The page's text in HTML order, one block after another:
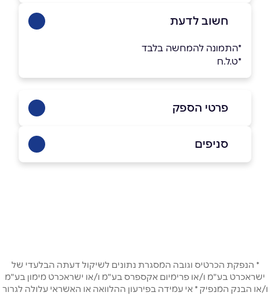
חשוב לדעת
*התמונה להמחשה בלבד
*ט.ל.ח
פרטי הספק
באתר בפייסבוק
טלפון*
סניפים
* הנפקת הכרטיס וגובה המסגרת נתונים לשיקול דעתה הבלעדי של
ישראכרט בע"מ ו/או פרימיום אקספרס בע"מ ו/או ישראכרט מימון בע"מ
ו/או הבנק המנפיק * אי עמידה בפירעון ההלוואה או האשראי עלולה לגרור